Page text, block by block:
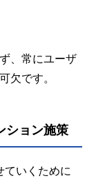
、常にユーザ
欠です。
ション施策
ていくために